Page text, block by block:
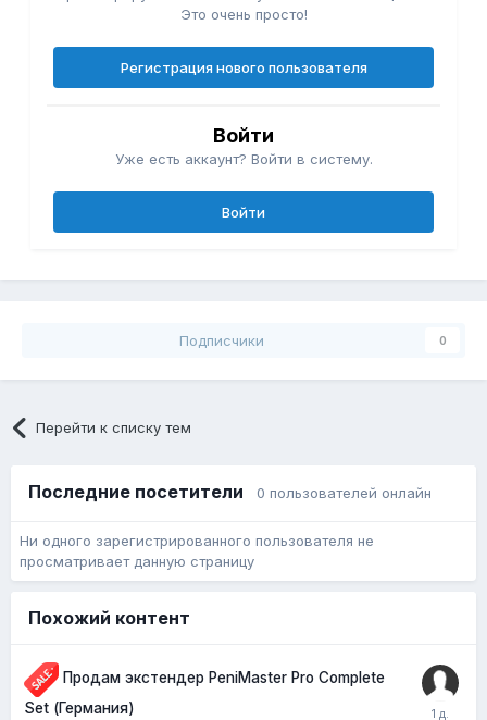
Это очень просто!
Регистрация нового пользователя
Войти
Уже есть аккаунт? Войти в систему.
Войти
Подписчики 0
Перейти к списку тем
Последние посетители 0 пользователей онлайн
Ни одного зарегистрированного пользователя не
просматривает данную страницу
Похожий контент
Продам экстендер PeniMaster Pro Complete
Set (Германия)